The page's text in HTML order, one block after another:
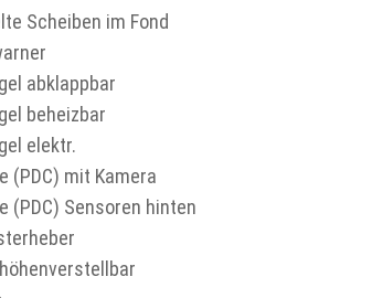
Scheiben im Fond
abklappbar
beheizbar
elektr.
(PDC) mit Kamera
(PDC) Sensoren hinten